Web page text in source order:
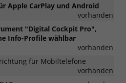
Apple CarPlay und Android
vorhanden
"Digital Cockpit Pro",
Info-Profile wählbar
vorhanden
für Mobiltelefone
vorhanden